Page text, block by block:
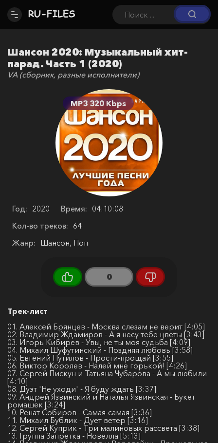
Шансон 2020: Музыкальный хит-
парад. Часть 1 (2020)
VA (сборник, разные исполнители)
MP3 320 Kbps
Год: 2020 Время: 04:10:08
Кол-во треков: 64
Жанр: Шансон, Поп
0
Трек-лист
01. Алексей Брянцев - Москва слезам не верит [4:05]
02. Владимир Ждамиров - А я несу тебе цветы [3:43]
03. Игорь Кибирев - Увы, не ты моя судьба [4:09]
04. Михаил Шуфутинский - Поздняя любовь [3:58]
05. Евгений Путилов - Прости-прощай [3:55]
06. Виктор Королев - Налей мне горькой! [4:26]
07. Сергей Пискун и Татьяна Чубарова - А мы любили
[4:10]
08. Дуэт 'Не уходи' - Я буду ждать [3:37]
09. Андрей Язвинский и Наталья Язвинская - Букет
ромашек [3:24]
10. Ренат Собиров - Самая-самая [3:36]
11. Михаил Бублик - Дует ветер [3:16]
12. Сергей Куприк - Три малиновых рассвета [3:38]
13. Группа Запретка - Новелла [5:13]